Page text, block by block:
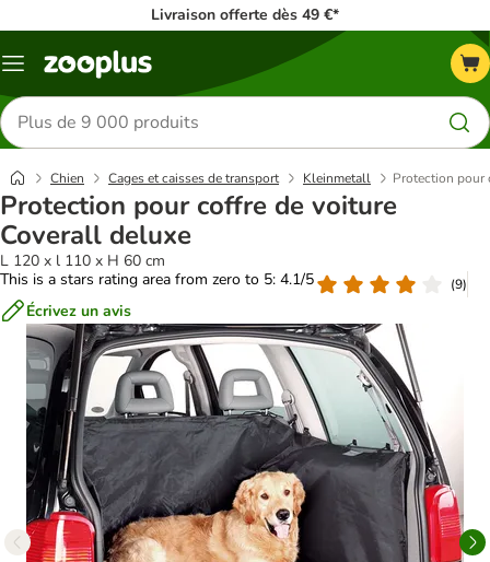
Livraison offerte dès 49 €*
Menu
Rechercher
des
produits
Chien Cages et caisses de transport Kleinmetall Protection pour
Protection pour coffre de voiture
Coverall deluxe
L 120 x l 110 x H 60 cm
This is a stars rating area from zero to 5: 4.1/5
(9)
Écrivez un avis